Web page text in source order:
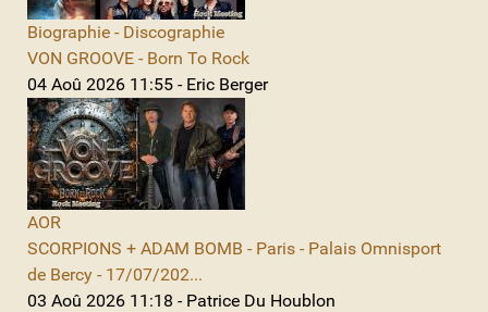
Biographie - Discographie
VON GROOVE - Born To Rock
04 Aoû 2026 11:55 - Eric Berger
AOR
SCORPIONS + ADAM BOMB - Paris - Palais Omnisport
de Bercy - 17/07/202...
03 Aoû 2026 11:18 - Patrice Du Houblon